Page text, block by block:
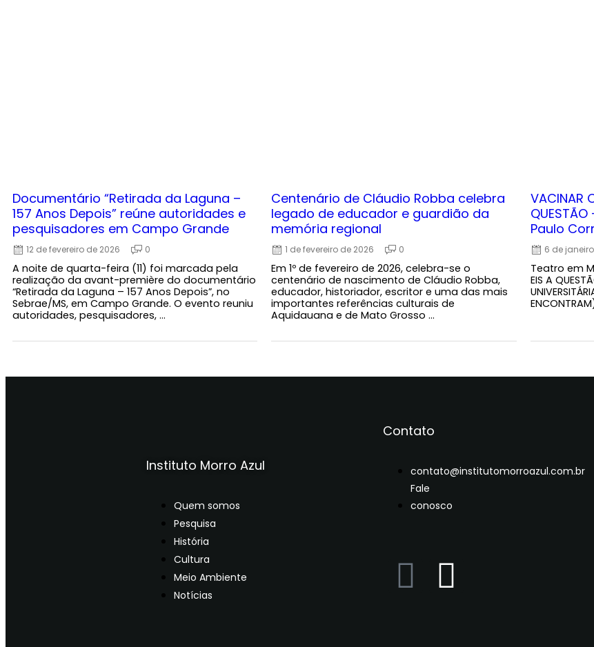
Documentário “Retirada da Laguna –
157 Anos Depois” reúne autoridades e
pesquisadores em Campo Grande
12 de fevereiro de 2026 0
A noite de quarta-feira (11) foi marcada pela
realização da avant-première do documentário
“Retirada da Laguna – 157 Anos Depois”, no
Sebrae/MS, em Campo Grande. O evento reuniu
autoridades, pesquisadores, ...
Centenário de Cláudio Robba celebra
legado de educador e guardião da
memória regional
1 de fevereiro de 2026 0
Em 1º de fevereiro de 2026, celebra-se o
centenário de nascimento de Cláudio Robba,
educador, historiador, escritor e uma das mais
importantes referências culturais de
Aquidauana e de Mato Grosso ...
VACINAR
Paulo
6 de
Teatro em
EIS A
Instituto Morro Azul
Quem somos
Pesquisa
História
Cultura
Meio Ambiente
Notícias
Contato
contato@institutomorroazul.com.br
Fale
conosco